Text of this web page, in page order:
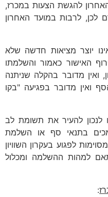
להגשת הצעות במכרז,
לכן, לרבות במועד האחרון
יוצר מציאות חדשה שלא
האישור כאמור והשלמתו
ואין מדובר בהקלה שניתנה
ואין מדובר בפגיעה "בקו
להעיר את תשומת לב
בתנאי סף או השלמת
לפגוע בעקרון השוויון
למהות ההשלמה ומכלול
: